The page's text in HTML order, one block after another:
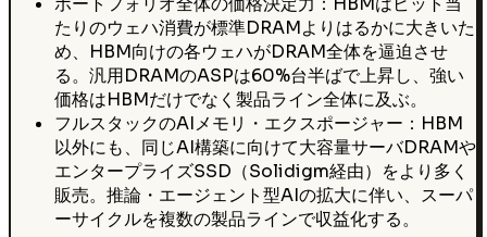
たりのウェハ消費が標準DRAMよりはるかに大きいた
め、HBM向けの各ウェハがDRAM全体を逼迫させ
る。汎用DRAMのASPは60%台半ばで上昇し、強い
価格はHBMだけでなく製品ライン全体に及ぶ。
フルスタックのAIメモリ・エクスポージャー：HBM
以外にも、同じAI構築に向けて大容量サーバDRAMや
エンタープライズSSD（Solidigm経由）をより多く
販売。推論・エージェント型AIの拡大に伴い、スーパ
ーサイクルを複数の製品ラインで収益化する。